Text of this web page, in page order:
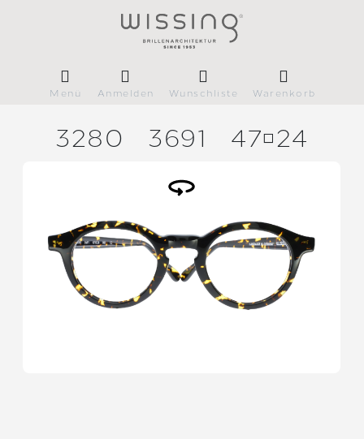
Menü Anmelden Wunschliste Warenkorb
3280 3691 4724